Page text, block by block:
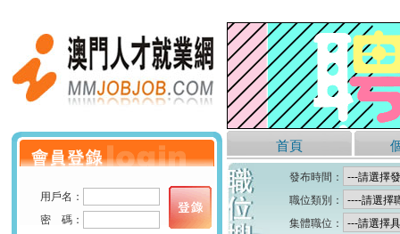
首頁
發布時間：
職位類別：
集體職位：
個人會員登錄
用戶名：
密 碼：